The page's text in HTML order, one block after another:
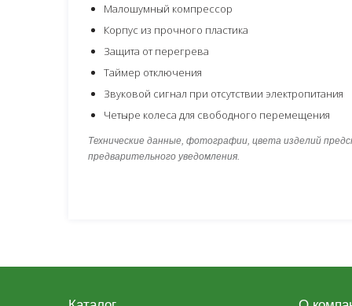
Малошумный компрессор
Корпус из прочного пластика
Защита от перегрева
Таймер отключения
Звуковой сигнал при отсутствии электропитания
Четыре колеса для свободного перемещения
Технические данные, фотографии, цвета изделий
предварительного уведомления.